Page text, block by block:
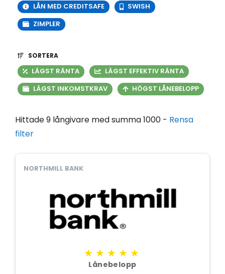
LÅN MED CREDITSAFE
SWISH
ZIMPLER
SORTERA
LÄGST RÄNTA
LÄGST EFFEKTIV RÄNTA
LÄGST INKOMSTKRAV
HÖGST LÅNEBELOPP
Hittade 9 långivare med summa 1000 - Rensa
filter
NORTHMILL BANK
★★★★★
Lånebelopp